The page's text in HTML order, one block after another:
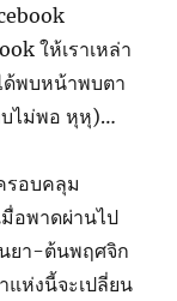
ให้เราเหล่า
ด้พบหน้าพบตา
ไม่พอ หุหุ)…
รอบคลุม
มื่อพาดผ่านไป
ยา-ต้นพฤศจิก
แห่งนี้จะเปลี่ยน